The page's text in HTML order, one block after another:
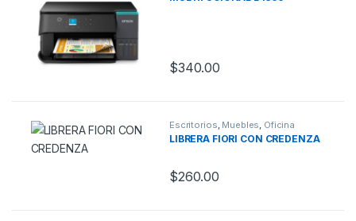
$340.00
Escritorios Muebles Oficina
LIBRERA FIORI CON CREDENZA
$260.00